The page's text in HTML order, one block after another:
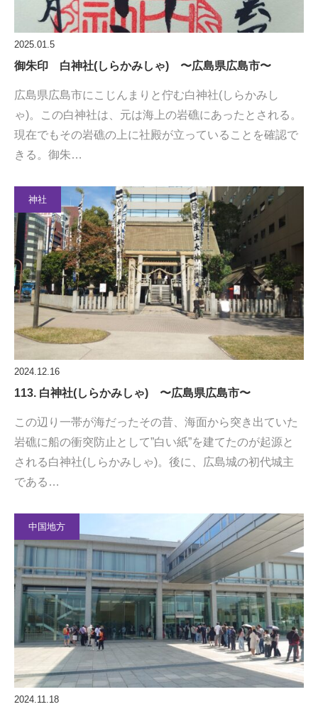
2025.01.5
御朱印 白神社(しらかみしゃ) 〜広島県広島市〜
広島県広島市にこじんまりと佇む白神社(しらかみし
ゃ)。この白神社は、元は海上の岩礁にあったとされる。
現在でもその岩礁の上に社殿が立っていることを確認で
きる。御朱…
神社
2024.12.16
113. 白神社(しらかみしゃ) 〜広島県広島市〜
この辺り一帯が海だったその昔、海面から突き出ていた
岩礁に船の衝突防止として”白い紙”を建てたのが起源と
される白神社(しらかみしゃ)。後に、広島城の初代城主
である…
中国地方
2024.11.18